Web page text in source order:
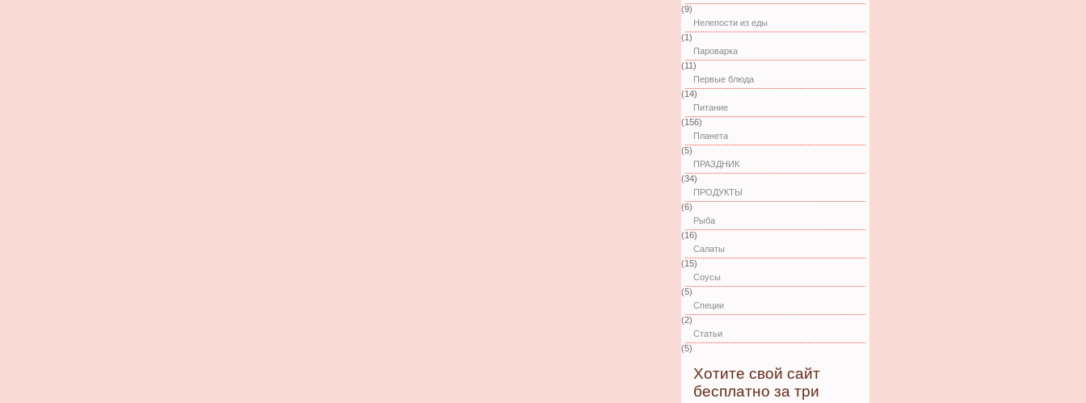
(9)
Нелепости из еды
(1)
Пароварка
(11)
Первые блюда
(14)
Питание
(156)
Планета
(5)
ПРАЗДНИК
(34)
ПРОДУКТЫ
(6)
Рыба
(16)
Салаты
(15)
Соусы
(5)
Специи
(2)
Статьи
(5)
Хотите свой сайт
бесплатно за три